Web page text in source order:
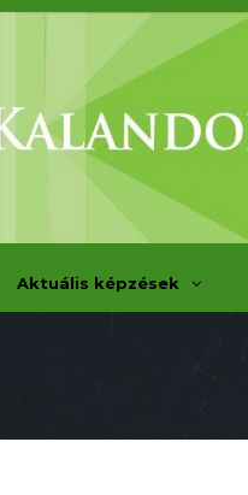
Aktuális képzések